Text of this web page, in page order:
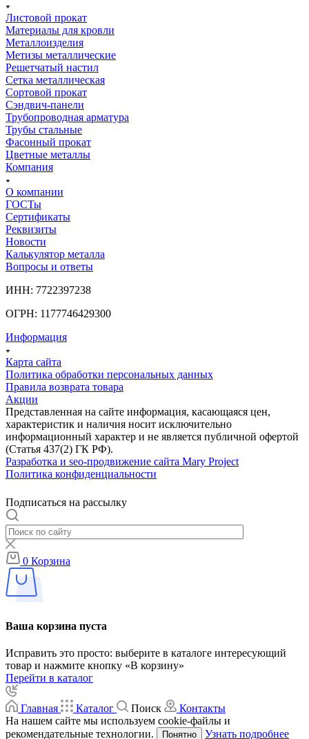
Листовой прокат
Материалы для кровли
Металлоизделия
Метизы металлические
Решетчатый настил
Сетка металлическая
Сортовой прокат
Сэндвич-панели
Трубопроводная арматура
Трубы стальные
Фасонный прокат
Цветные металлы
Компания
О компании
ГОСТы
Сертификаты
Реквизиты
Новости
Калькулятор металла
Вопросы и ответы
ИНН: 7722397238
ОГРН: 1177746429300
Информация
Карта сайта
Политика обработки персональных данных
Правила возврата товара
Акции
Представленная на сайте информация, касающаяся цен,
характеристик и наличия носит исключительно
информационный характер и не является публичной офертой
(Статья 437(2) ГК РФ).
Разработка и seo-продвижение сайта Mary Project
Политика конфиденциальности
Подписаться на рассылку
0 Корзина
Ваша корзина пуста
Исправить это просто: выберите в каталоге интересующий
товар и нажмите кнопку «В корзину»
Перейти в каталог
Главная Каталог Поиск
Контакты
На нашем сайте мы используем cookie-файлы и
рекомендательные технологии.
Понятно Узнать подробнее